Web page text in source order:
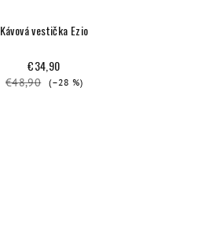
Kávová vestička Ezio
€34,90
€48,90 (–28 %)